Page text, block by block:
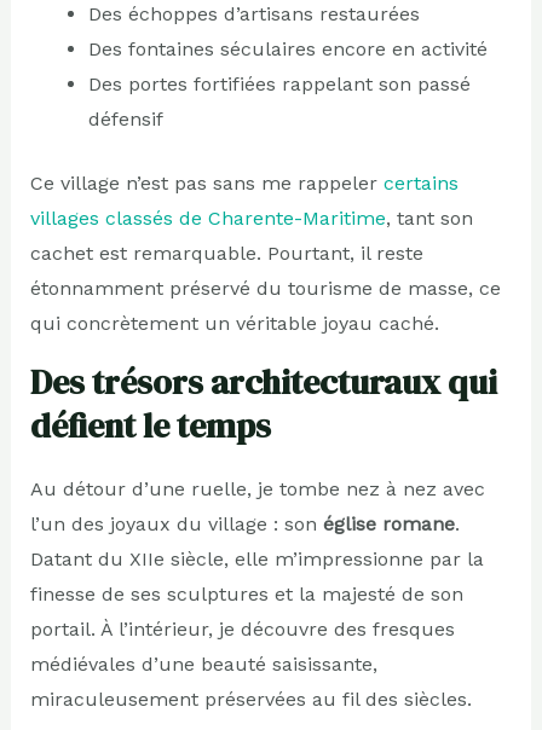
Des échoppes d’artisans restaurées
Des fontaines séculaires encore en activité
Des portes fortifiées rappelant son passé
défensif
Ce village n’est pas sans me rappeler certains
villages classés de Charente-Maritime, tant son
cachet est remarquable. Pourtant, il reste
étonnamment préservé du tourisme de masse, ce
qui concrètement un véritable joyau caché.
Des trésors architecturaux qui
défient le temps
Au détour d’une ruelle, je tombe nez à nez avec
l’un des joyaux du village : son église romane.
Datant du XIIe siècle, elle m’impressionne par la
finesse de ses sculptures et la majesté de son
portail. À l’intérieur, je découvre des fresques
médiévales d’une beauté saisissante,
miraculeusement préservées au fil des siècles.